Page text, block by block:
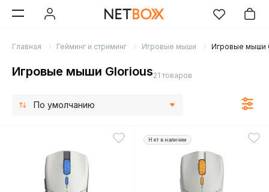
Главная Гейминг и стриминг Игровые мыши Игровые мыши
Игровые мыши Glorious21 товаров
По умолчанию
Нет в наличии